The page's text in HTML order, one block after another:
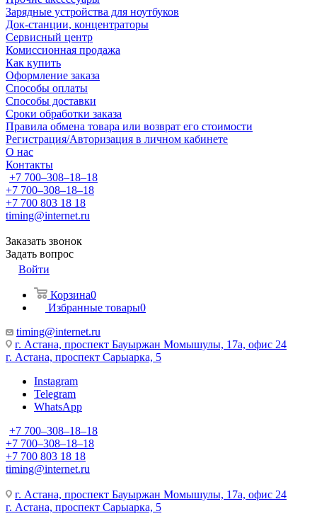
Зарядные устройства для ноутбуков
Док-станции, концентраторы
Сервисный центр
Комиссионная продажа
Как купить
Оформление заказа
Способы оплаты
Способы доставки
Сроки обработки заказа
Правила обмена товара или возврат его стоимости
Регистрация/Авторизация в личном кабинете
О нас
Контакты
+7 700‒308‒18‒18
+7 700‒308‒18‒18
+7 700 803 18 18
timing@internet.ru
Заказать звонок
Задать вопрос
Войти
Корзина0
Избранные товары0
timing@internet.ru
г. Астана, проспект Бауыржан Момышулы, 17а, офис 24
г. Астана, проспект Сарыарка, 5
Instagram
Telegram
WhatsApp
+7 700‒308‒18‒18
+7 700‒308‒18‒18
+7 700 803 18 18
timing@internet.ru
г. Астана, проспект Бауыржан Момышулы, 17а, офис 24
г. Астана, проспект Сарыарка, 5